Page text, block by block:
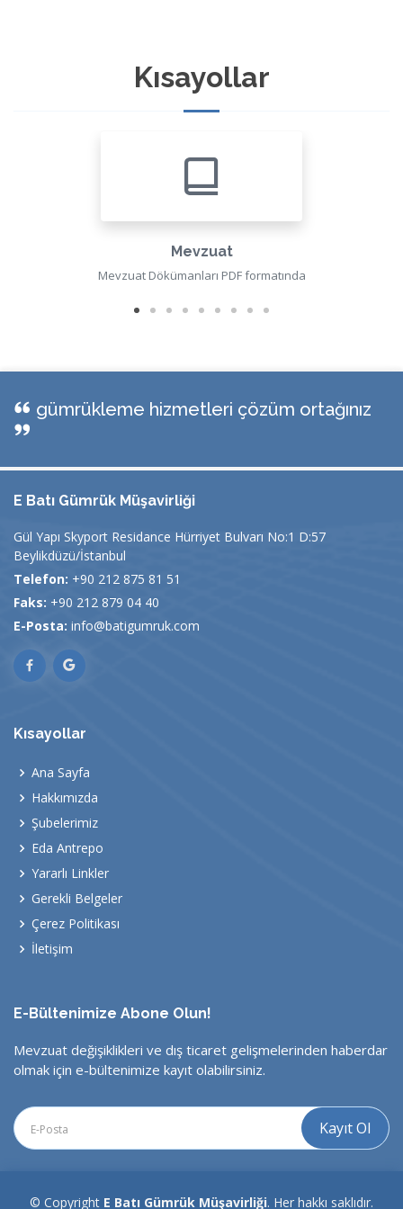
Kısayollar
Mevzuat
Mevzuat Dökümanları PDF formatında
gümrükleme hizmetleri çözüm ortağınız
E Batı Gümrük Müşavirliği
Gül Yapı Skyport Residance Hürriyet Bulvarı No:1 D:57
Beylikdüzü/İstanbul
Telefon: +90 212 875 81 51
Faks: +90 212 879 04 40
E-Posta: info@batigumruk.com
Kısayollar
Ana Sayfa
Hakkımızda
Şubelerimiz
Eda Antrepo
Yararlı Linkler
Gerekli Belgeler
Çerez Politikası
İletişim
E-Bültenimize Abone Olun!
Mevzuat değişiklikleri ve dış ticaret gelişmelerinden haberdar
olmak için e-bültenimize kayıt olabilirsiniz.
© Copyright E Batı Gümrük Müşavirliği. Her hakkı saklıdır.